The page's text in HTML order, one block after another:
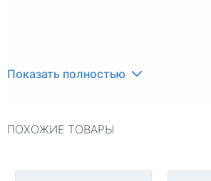
Показать полностью
ПОХОЖИЕ ТОВАРЫ